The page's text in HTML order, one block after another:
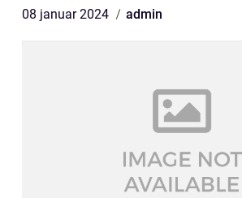
08 januar 2024 admin